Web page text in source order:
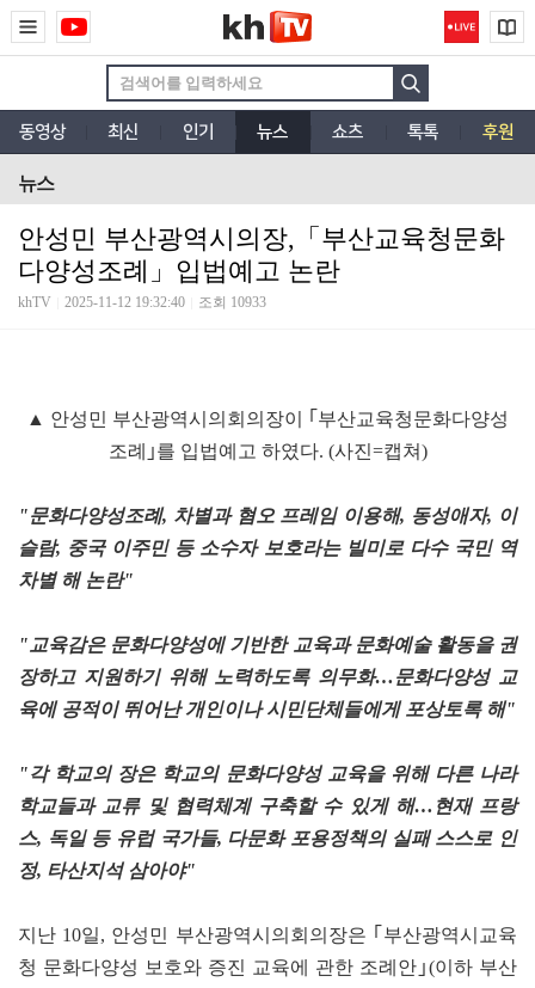
동영상 최신 인기 뉴스 쇼츠 톡톡 후원
뉴스
안성민 부산광역시의장,「부산교육청문화
다양성조례」입법예고 논란
khTV 2025-11-12 19:32:40 조회 10933
▲ 안성민 부산광역시의회의장이 ｢부산교육청문화다양성
조례｣를 입법예고 하였다. (사진=캡쳐)
"문화다양성조례, 차별과 혐오 프레임 이용해, 동성애자, 이
슬람, 중국 이주민 등 소수자 보호라는 빌미로 다수 국민 역
차별 해 논란"
"교육감은 문화다양성에 기반한 교육과 문화예술 활동을 권
장하고 지원하기 위해 노력하도록 의무화…문화다양성 교
육에 공적이 뛰어난 개인이나 시민단체들에게 포상토록 해"
"각 학교의 장은 학교의 문화다양성 교육을 위해 다른 나라
학교들과 교류 및 협력체계 구축할 수 있게 해…현재 프랑
스, 독일 등 유럽 국가들, 다문화 포용정책의 실패 스스로 인
정, 타산지석 삼아야"
지난 10일, 안성민 부산광역시의회의장은 ｢부산광역시교육
청 문화다양성 보호와 증진 교육에 관한 조례안｣(이하 부산